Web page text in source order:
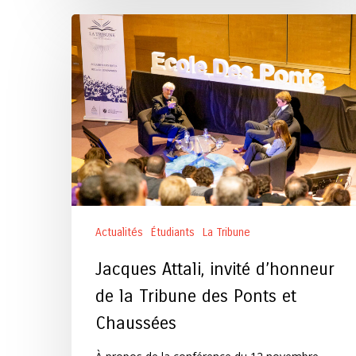
Jacques
Attali,
invité
d’honneur
de
la
Tribune
des
Ponts
et
Chaussées
Actualités Étudiants La Tribune
Jacques Attali, invité d’honneur
de la Tribune des Ponts et
Chaussées